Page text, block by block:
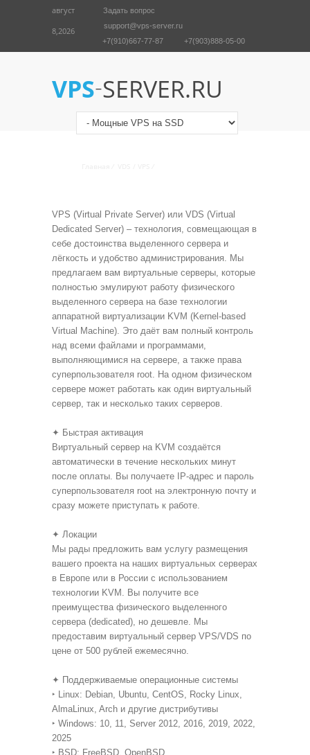
август
8,2026
Задать вопрос
support@vps-server.ru
+7(910)667-77-87
+7(903)888-05-00
VPS-SERVER.RU
VPS (Virtual Private Server) или VDS (Virtual
Dedicated Server) – технология, совмещающая в
себе достоинства выделенного сервера и
лёгкость и удобство администрирования. Мы
предлагаем вам виртуальные серверы, которые
полностью эмулируют работу физического
выделенного сервера на базе технологии
аппаратной виртуализации KVM (Kernel-based
Virtual Machine). Это даёт вам полный контроль
над всеми файлами и программами,
выполняющимися на сервере, а также права
суперпользователя root. На одном физическом
сервере может работать как один виртуальный
сервер, так и несколько таких серверов.
✦ Быстрая активация
Виртуальный сервер на KVM создаётся
автоматически в течение нескольких минут
после оплаты. Вы получаете IP-адрес и пароль
суперпользователя root на электронную почту и
сразу можете приступать к работе.
✦ Локации
Мы рады предложить вам услугу размещения
вашего проекта на наших виртуальных серверах
в Европе или в России с использованием
технологии KVM. Вы получите все
преимущества физического выделенного
сервера (dedicated), но дешевле. Мы
предоставим виртуальный сервер VPS/VDS по
цене от 500 рублей ежемесячно.
✦ Поддерживаемые операционные системы
‣ Linux: Debian, Ubuntu, CentOS, Rocky Linux,
AlmaLinux, Arch и другие дистрибутивы
‣ Windows: 10, 11, Server 2012, 2016, 2019, 2022,
2025
‣ BSD: FreeBSD, OpenBSD